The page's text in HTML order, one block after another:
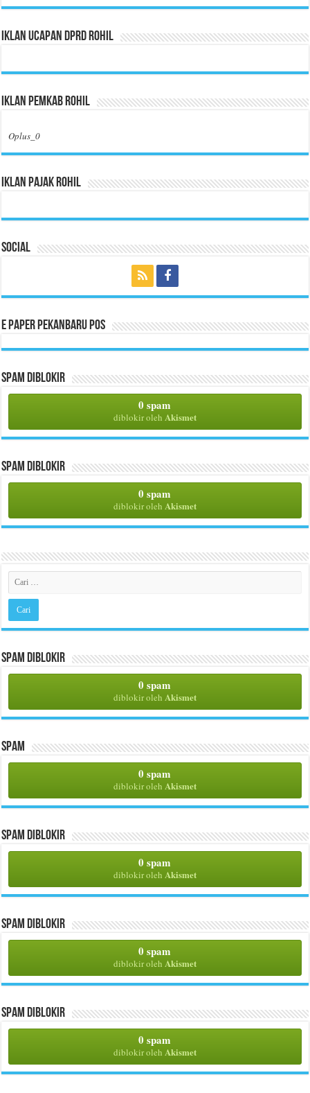
Iklan Ucapan DPRD Rohil
Iklan Pemkab Rohil
Oplus_0
Iklan Pajak Rohil
Social
E Paper Pekanbaru Pos
Spam Diblokir
0 spam
diblokir oleh Akismet
Spam Diblokir
0 spam
diblokir oleh Akismet
Spam Diblokir
0 spam
diblokir oleh Akismet
Spam
0 spam
diblokir oleh Akismet
Spam Diblokir
0 spam
diblokir oleh Akismet
Spam Diblokir
0 spam
diblokir oleh Akismet
Spam Diblokir
0 spam
diblokir oleh Akismet